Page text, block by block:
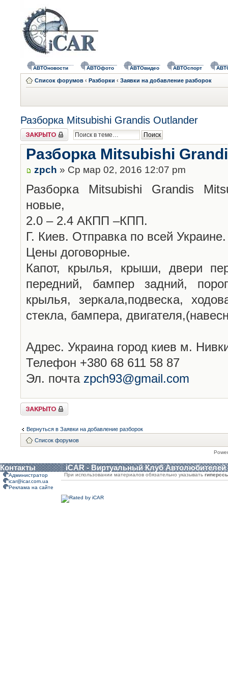
АВТОновости АВТОфото АВТОвидео АВТОспорт
Список форумов ‹ Разборки ‹ Заявки на добавление разборок
Разборка Mitsubishi Grandis Outlander
Закрыто
Разборка Mitsubishi
zpch » Ср мар 02, 2016 12:07 pm
Разборка Mitsubishi Grandis
новые,
2.0 – 2.4 АКПП –КПП.
Г. Киев. Отправка по всей Украине.
Цены договорные.
Капот, крылья, крыши, двери
передний, бампер задний,
крылья, зеркала,подвеска,
стекла, бампера,
Адрес. Украина город киев м.
Телефон +380 68 611 58 87
Эл. почта zpch93@gmail.com
Закрыто
Вернуться в Заявки на добавление разборок
Список форумов
Контакты iCAR - Виртуальный Клуб Автолюбителей
Администратор
icar@icar.com.ua
Реклама на сайте
При использовании материалов обязательно указывать